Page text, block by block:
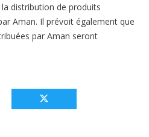
distribution de produits
Aman. Il prévoit également que
par Aman seront